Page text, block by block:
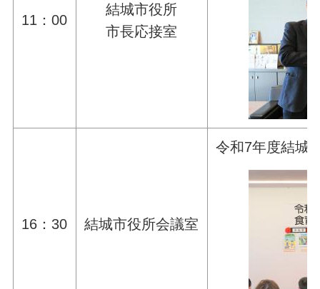
11：00
結城市役所
市長応接室
16：30 結城市役所会議室
令和7年度結城